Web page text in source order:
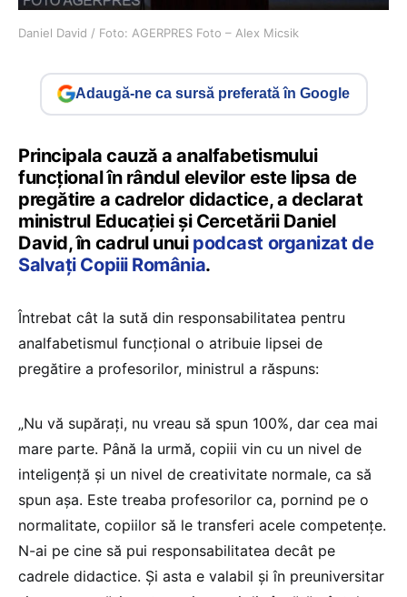
Daniel David / Foto: AGERPRES Foto – Alex Micsik
Adaugă-ne ca sursă preferată în Google
Principala cauză a analfabetismului
funcțional în rândul elevilor este lipsa de
pregătire a cadrelor didactice, a declarat
ministrul Educației și Cercetării Daniel
David, în cadrul unui podcast organizat de
Salvați Copiii România.
Întrebat cât la sută din responsabilitatea pentru
analfabetismul funcțional o atribuie lipsei de
pregătire a profesorilor, ministrul a răspuns:
„Nu vă supărați, nu vreau să spun 100%, dar cea mai
mare parte. Până la urmă, copiii vin cu un nivel de
inteligență și un nivel de creativitate normale, ca să
spun așa. Este treaba profesorilor ca, pornind pe o
normalitate, copiilor să le transferi acele competențe.
N-ai pe cine să pui responsabilitatea decât pe
cadrele didactice. Și asta e valabil și în preuniversitar